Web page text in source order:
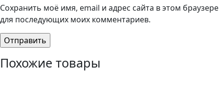
Сохранить моё имя, email и адрес сайта в этом браузере
для последующих моих комментариев.
Похожие товары